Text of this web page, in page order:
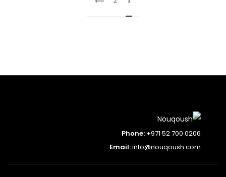
Phone: +971 52 700 0206
Email:info@nouqoush.com